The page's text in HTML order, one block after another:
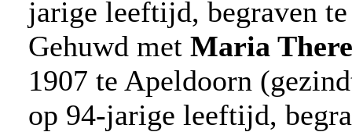
jarige leeftijd, begraven
Gehuwd met Maria
1907 te Apeldoorn
op 94-jarige leeftijd,